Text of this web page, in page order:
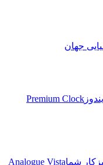
جهان
Premium Clock
شماAnalogue Vista